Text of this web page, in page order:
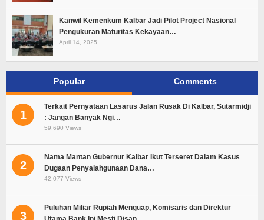
Kanwil Kemenkum Kalbar Jadi Pilot Project Nasional
Pengukuran Maturitas Kekayaan…
April 14, 2025
Popular Comments
1
Terkait Pernyataan Lasarus Jalan Rusak Di Kalbar, Sutarmidji
: Jangan Banyak Ngi…
59,690 Views
2
Nama Mantan Gubernur Kalbar Ikut Terseret Dalam Kasus
Dugaan Penyalahgunaan Dana…
42,077 Views
3
Puluhan Miliar Rupiah Menguap, Komisaris dan Direktur